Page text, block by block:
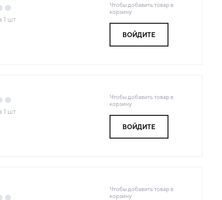
1 шт
Чтобы добавить товар в
корзину
ВОЙДИТЕ
1 шт
Чтобы добавить товар в
корзину
ВОЙДИТЕ
Чтобы добавить товар в
корзину